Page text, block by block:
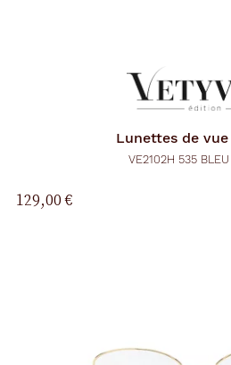
Lunettes de vue
VE2102H 535
129,00 €